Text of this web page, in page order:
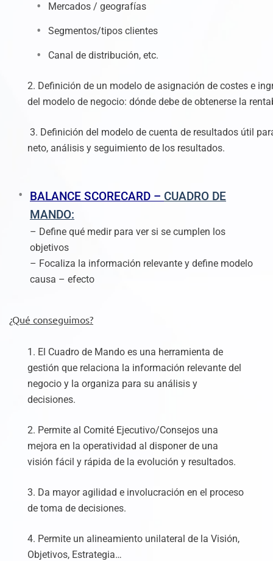
Mercados / geografías
Segmentos/tipos clientes
Canal de distribución, etc.
2. Definición de un modelo de asignación de costes e
del modelo de negocio: dónde debe de obtenerse la
3. Definición del modelo de cuenta de resultados útil
neto, análisis y seguimiento de los resultados.
BALANCE SCORECARD – CUADRO DE
MANDO:
– Define qué medir para ver si se cumplen los
objetivos
– Focaliza la información relevante y define modelo
causa – efecto
¿Qué conseguimos?
1. El Cuadro de Mando es una herramienta de
gestión que relaciona la información relevante del
negocio y la organiza para su análisis y
decisiones.
2. Permite al Comité Ejecutivo/Consejos una
mejora en la operatividad al disponer de una
visión fácil y rápida de la evolución y resultados.
3. Da mayor agilidad e involucración en el proceso
de toma de decisiones.
4. Permite un alineamiento unilateral de la Visión,
Objetivos, Estrategia…